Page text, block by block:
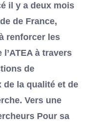
il y a deux mois
de France,
renforcer les
à travers
de
la qualité et de
Vers une
Pour sa